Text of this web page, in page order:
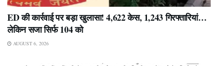
ED की कार्रवाई पर बड़ा खुलासा! 4,622 केस, 1,243 गिरफ्तारियां…
लेकिन सजा सिर्फ 104 को
AUGUST 6, 2026